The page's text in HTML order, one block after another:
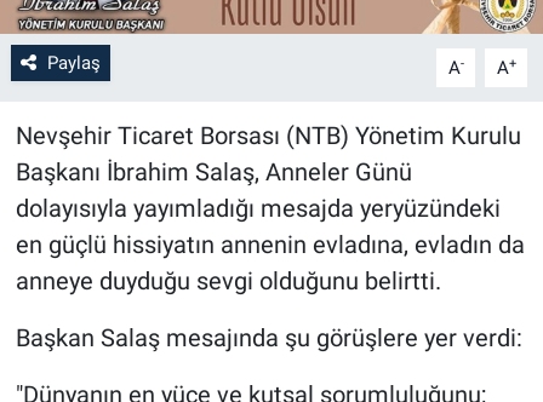
Paylaş A- A+
Nevşehir Ticaret Borsası (NTB) Yönetim Kurulu
Başkanı İbrahim Salaş, Anneler Günü
dolayısıyla yayımladığı mesajda yeryüzündeki
en güçlü hissiyatın annenin evladına, evladın da
anneye duyduğu sevgi olduğunu belirtti.​
Başkan Salaş mesajında şu görüşlere yer verdi:
"Dünyanın en yüce ve kutsal sorumluluğunu;
3.Sayfa
Bilim-Tek
Teknoloji
Röportaj
Kayseri